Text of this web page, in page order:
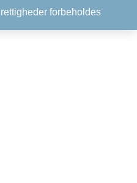
forbeholdes